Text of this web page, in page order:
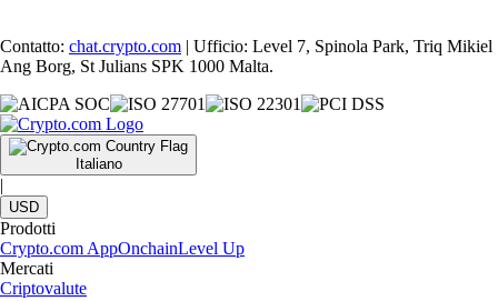
Contatto: chat.crypto.com | Ufficio: Level 7, Spinola Park, Triq Mikiel
Ang Borg, St Julians SPK 1000 Malta.
Italiano
|
USD
Prodotti
Crypto.com AppOnchainLevel Up
Mercati
Criptovalute